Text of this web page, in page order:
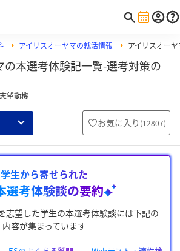
アイリスオーヤマの就活情報 アイリスオー
の本選考体験記一覧-選考対策の
望動機
お気に入り (12807)
学生から寄せられた
選考体験談の要約
志望した学生の本選考体験談には下記の
内容が集まっています